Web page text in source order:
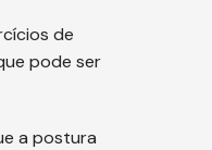
de
pode ser
a postura